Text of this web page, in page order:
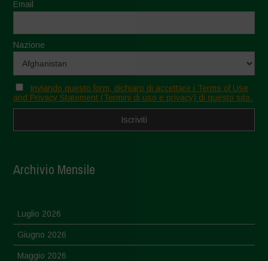
Email
Nazione
Inviando questo form, dichiaro di accettare i Terms of Use
and Privacy Statement (Termini di uso e privacy) di questo sito.
Archivio Mensile
Luglio 2026
Giugno 2026
Maggio 2026